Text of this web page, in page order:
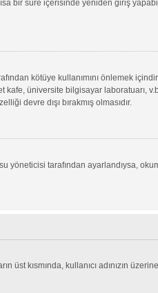
bir süre içerisinde yeniden giriş
kötüye kullanımını önlemek
üniversite bilgisayar laboratuarı,
devre dışı bırakmış olmasıdır.
yöneticisi tarafından ayarlandıysa,
üst kısmında, kullanıcı adınızın üzerine